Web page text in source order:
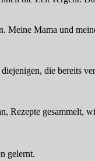
Meine Mama und
die bereits
Rezepte gesammelt,
gelernt.